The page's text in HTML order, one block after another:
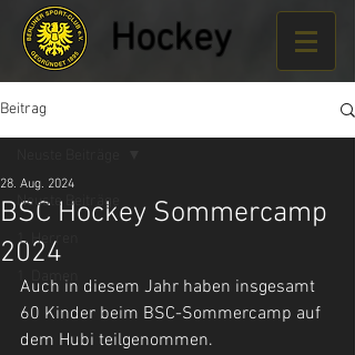
Hockey
Beitrag
Neuste Beiträge
1. Herren
1. Damen
BSC Hockey Sommercamp
2024
28. Aug. 2024
Auch in diesem Jahr haben insgesamt
60 Kinder beim BSC-Sommercamp auf
dem Hubi teilgenommen.